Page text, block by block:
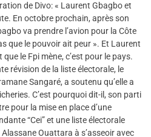
de Divo: « Laurent Gbagbo et
En octobre prochain, après son
va prendre l’avion pour la Côte
que le pouvoir ait peur ». Et Laurent
le Fpi mène, c’est pour le pays.
révision de la liste électorale, le
Sangaré, a soutenu qu’elle a
C’est pourquoi dit-il, son parti
pour la mise en place d’une
“Cei” et une liste électorale
Ouattara à s’asseoir avec